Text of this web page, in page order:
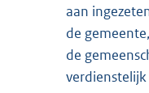
aan
de
de